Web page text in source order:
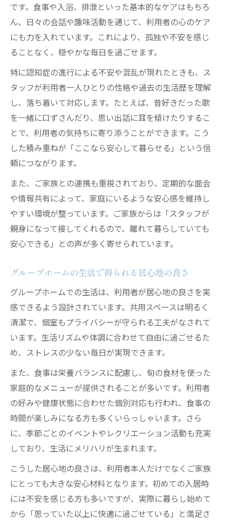
です。食事や入浴、排泄といった基本的なケアはもちろ
ん、日々の会話や趣味活動を通じて、利用者の心のケア
にも力を入れています。これにより、孤独や不安を感じ
ることなく、穏やかな毎日を過ごせます。
特に認知症の進行による不安や混乱が現れたときも、ス
タッフが利用者一人ひとりの性格や過去の生活歴を理解
し、落ち着いて対応します。たとえば、昔好きだった歌
を一緒に口ずさんだり、思い出話に耳を傾けたりするこ
とで、利用者の気持ちに寄り添うことができます。こう
した積み重ねが「ここなら安心して暮らせる」という信
頼につながります。
また、ご家族との連携も重視されており、定期的な面会
や情報共有によって、家庭にいるような安心感を維持し
やすい環境が整っています。ご家族からは「スタッフが
親身になって接してくれるので、離れて暮らしていても
安心できる」との声が多く寄せられています。
グループホームの生活で得られる居心地の良さ
グループホームでの生活は、利用者が居心地の良さを実
感できるよう設計されています。共用スペースは明るく
清潔で、個室もプライバシーが守られる工夫がなされて
います。生活リズムや体調に合わせて自由に過ごせるた
め、ストレスの少ない毎日が実現できます。
また、食事は栄養バランスに配慮し、旬の食材を使った
家庭的なメニューが提供されることが多いです。利用者
の好みや健康状態に合わせた個別対応も行われ、食事の
時間が楽しみになる方も多くいらっしゃいます。さら
に、季節ごとのイベントやレクリエーション活動も充実
しており、生活にメリハリが生まれます。
こうした居心地の良さは、利用者本人だけでなくご家族
にとっても大きな安心材料となります。初めての入居時
には不安を感じる方も多いですが、実際に暮らし始めて
から「思っていた以上に快適に過ごせている」と満足さ